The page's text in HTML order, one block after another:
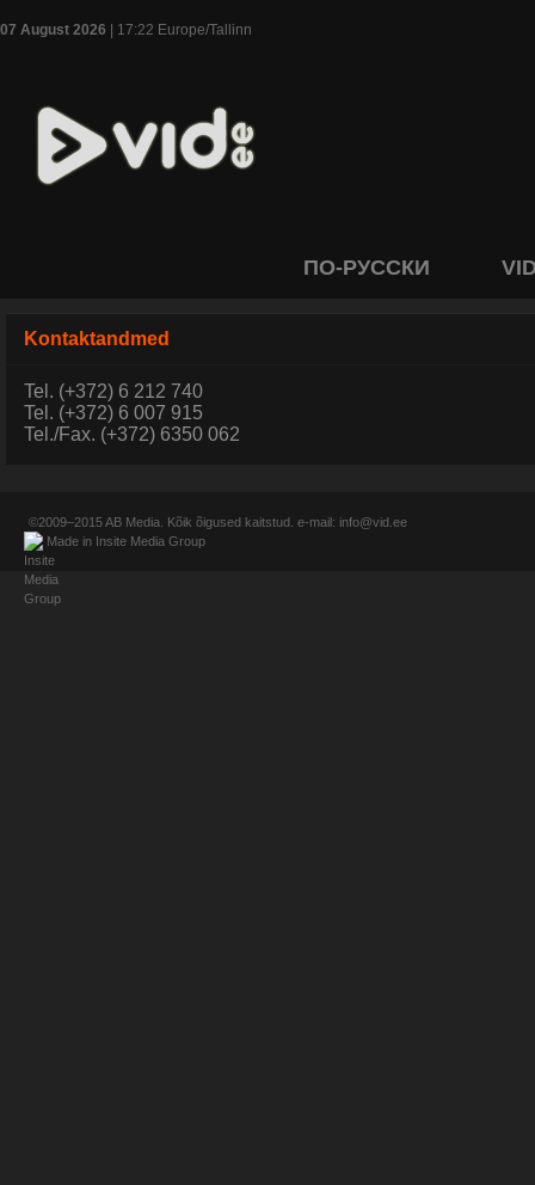
07 August 2026 | 17:22 Europe/Tallinn
ПО-РУССКИ
Kontaktandmed
Tel. (+372) 6 212 740
Tel. (+372) 6 007 915
Tel./Fax. (+372) 6350 062
©2009–2015AB Media . Kõik õigused kaitstud. e-mail: info@vid.ee
Made in Insite Media Group